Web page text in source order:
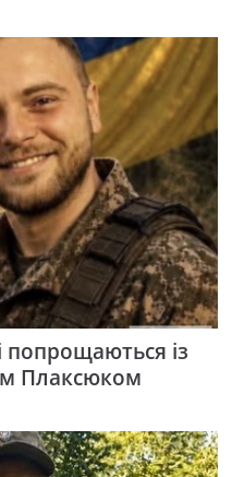
попрощаються із
Плаксюком